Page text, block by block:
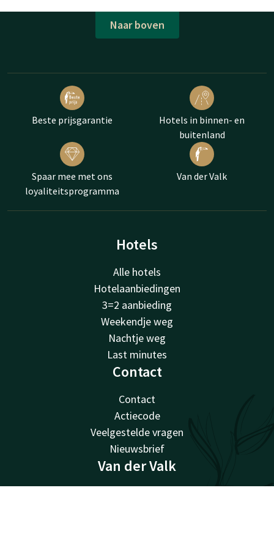
indrukwekkende architectuur en rijke geschiedenis, of geniet
van een dagje shoppen in het wereldberoemde Designer
Verken de prachtige natuur en de afwisselende landschappen
van Nationaal Park De Meinweg en ontdek de vele wandel- en
fietsroutes die dit unieke gebied te bieden heeft.
In de zomermaanden zijn de Maasplassen, het grootste
aaneengesloten watersportgebied van Nederland met 3000
hectare, de ideale plek om te genieten van wateractiviteiten.
Of u nu wilt zwemmen, surfen, zeilen, duiken, roeien, kanoën,
kajakken of suppen, hier kan het allemaal. Ook zijn er diverse
dagstranden aan de Maasplassen, waar u kunt ontspannen en
genieten van een dag aan het water.
Naar boven
Beste prijsgarantie
Hotels in binnen- en
buitenland
Spaar mee met ons
loyaliteitsprogramma
Van der Valk
Hotels
Alle hotels
Hotelaanbiedingen
3=2 aanbieding
Weekendje weg
Nachtje weg
Last minutes
Contact
Contact
Actiecode
Veelgestelde vragen
Nieuwsbrief
Van der Valk